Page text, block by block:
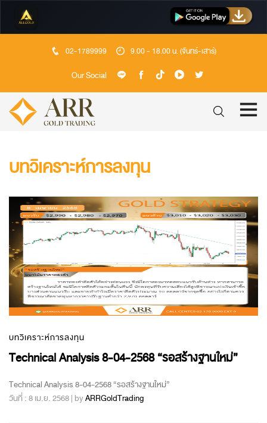
02-1789999 9.00 - 18.00 น. (จันทร์-เสาร์)
Our Social
บทวิเคราะห์การลงทุน
บทวิเคราะห์การลงทุน
Technical Analysis 8-04-2568 “รอสร้างฐานใหม่”
Technical Analysis 8-04-2568 “รอสร้างฐานใหม่”
วันที่ : 8 เม.ย. 2568 | byARRGoldTrading